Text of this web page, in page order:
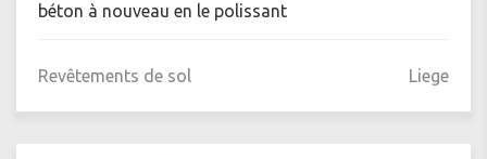
béton à nouveau en le polissant
Revêtements de sol Liege